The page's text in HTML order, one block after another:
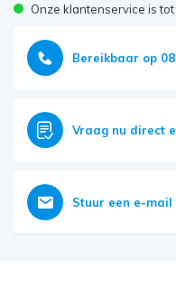
Onze klantenservice is
Bereikbaar op
Vraag nu direct
Stuur een e-mail